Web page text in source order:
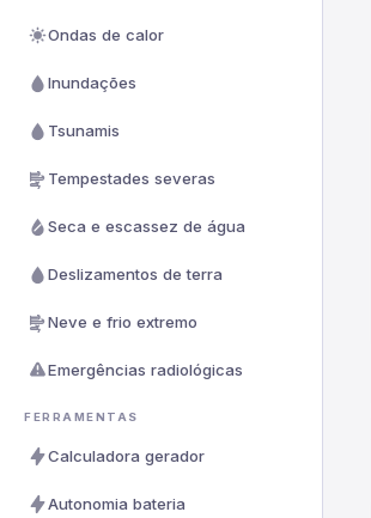
Ondas de calor
Inundações
Tsunamis
Tempestades severas
Seca e escassez de água
Deslizamentos de terra
Neve e frio extremo
Emergências radiológicas
FERRAMENTAS
Calculadora gerador
Autonomia bateria